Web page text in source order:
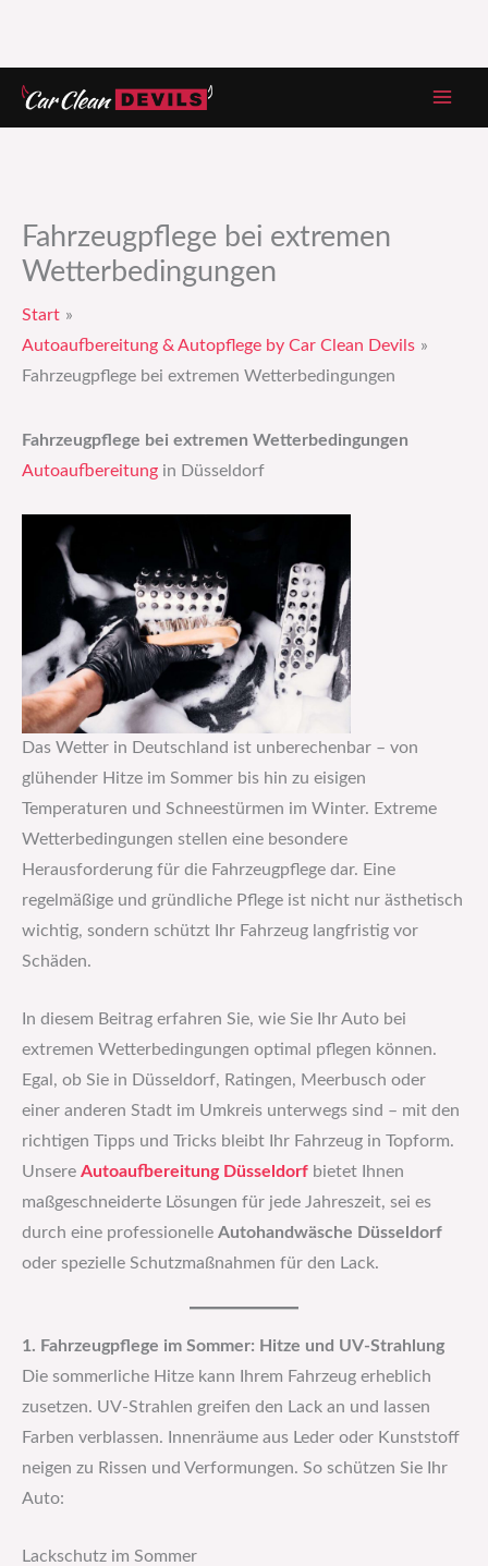
Zum
Inhalt
Fahrzeugpflege bei extremen
Wetterbedingungen
Start
Autoaufbereitung & Autopflege by Car Clean Devils
Fahrzeugpflege bei extremen Wetterbedingungen
Fahrzeugpflege bei extremen Wetterbedingungen
Autoaufbereitung in Düsseldorf
Das Wetter in Deutschland ist unberechenbar – von
glühender Hitze im Sommer bis hin zu eisigen
Temperaturen und Schneestürmen im Winter. Extreme
Wetterbedingungen stellen eine besondere
Herausforderung für die Fahrzeugpflege dar. Eine
regelmäßige und gründliche Pflege ist nicht nur ästhetisch
wichtig, sondern schützt Ihr Fahrzeug langfristig vor
Schäden.
In diesem Beitrag erfahren Sie, wie Sie Ihr Auto bei
extremen Wetterbedingungen optimal pflegen können.
Egal, ob Sie in Düsseldorf, Ratingen, Meerbusch oder
einer anderen Stadt im Umkreis unterwegs sind – mit den
richtigen Tipps und Tricks bleibt Ihr Fahrzeug in Topform.
Unsere Autoaufbereitung Düsseldorf bietet Ihnen
maßgeschneiderte Lösungen für jede Jahreszeit, sei es
durch eine professionelle Autohandwäsche Düsseldorf
oder spezielle Schutzmaßnahmen für den Lack.
1. Fahrzeugpflege im Sommer: Hitze und UV-Strahlung
Die sommerliche Hitze kann Ihrem Fahrzeug erheblich
zusetzen. UV-Strahlen greifen den Lack an und lassen
Farben verblassen. Innenräume aus Leder oder Kunststoff
neigen zu Rissen und Verformungen. So schützen Sie Ihr
Auto:
Lackschutz im Sommer